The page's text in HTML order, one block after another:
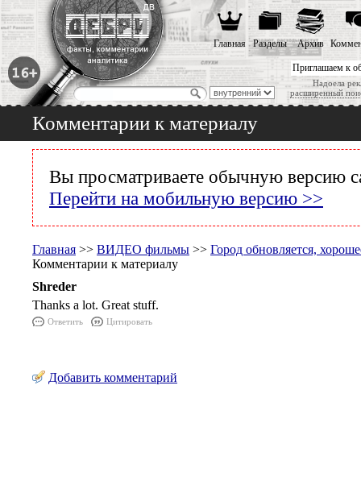
Приглашаем к
Надоела
расширенный
Главная Разделы Архив
Комментарии к материалу
Вы просматриваете обычную версию
Перейти на мобильную версию >>
Главная >> ВИДЕО фильмы >> Город обновляется,
Комментарии к материалу
Shreder
Thanks a lot. Great stuff.
Ответить Цитировать
Добавить комментарий